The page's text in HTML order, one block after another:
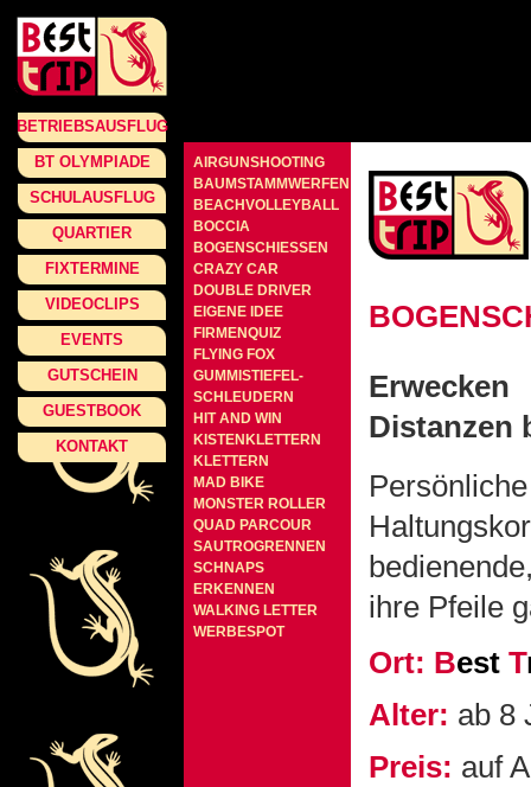
BETRIEBSAUSFLUG
BT OLYMPIADE
SCHULAUSFLUG
QUARTIER
FIXTERMINE
VIDEOCLIPS
EVENTS
GUTSCHEIN
GUESTBOOK
KONTAKT
AIRGUNSHOOTING
BAUMSTAMMWERFEN
BEACHVOLLEYBALL
BOCCIA
BOGENSCHIESSEN
CRAZY CAR
DOUBLE DRIVER
EIGENE IDEE
FIRMENQUIZ
FLYING FOX
GUMMISTIEFEL-
SCHLEUDERN
HIT AND WIN
KISTENKLETTERN
KLETTERN
MAD BIKE
MONSTER ROLLER
QUAD PARCOUR
SAUTROGRENNEN
SCHNAPS
ERKENNEN
WALKING LETTER
WERBESPOT
Distanzen
ihre Pfeile
Ort: Best T
Alter: ab 8
Preis: auf